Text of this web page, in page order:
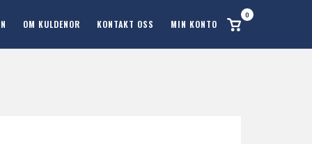
OM KULDENOR KONTAKT OSS MIN KONTO
Se 0